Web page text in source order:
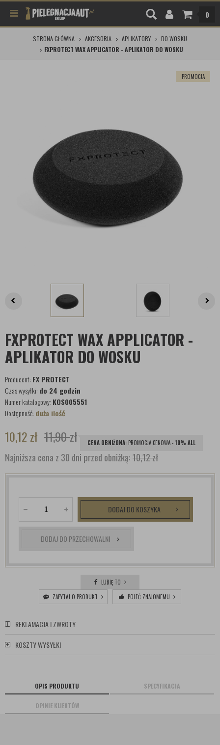
0
STRONA GŁÓWNA AKCESORIA APLIKATORY
DO WOSKU
FXPROTECT WAX APPLICATOR - APLIKATOR DO WOSKU
PROMOCJA
FXPROTECT WAX APPLICATOR -
APLIKATOR DO WOSKU
Producent: FX PROTECT
Czas wysyłki: do 24 godzin
Numer katalogowy: KOS005551
Dostępność: duża ilość
10,12zł 11,90zł CENA OBNIŻONA: PROMOCJA CENOWA -10% ALL
Najniższa cena z 30 dni przed obniżką:10,12 zł
DODAJ DO KOSZYKA
DODAJ DO PRZECHOWALNI
LUBIĘ TO
ZAPYTAJ O PRODUKT
POLEĆ ZNAJOMEMU
REKLAMACJA I ZWROTY
KOSZTY WYSYŁKI
OPIS PRODUKTU SPECYFIKACJA
OPINIE KLIENTÓW